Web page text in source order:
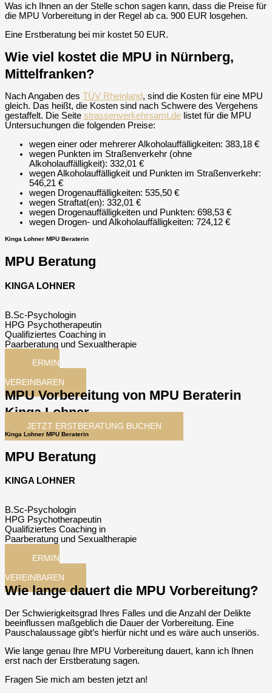
Was ich Ihnen an der Stelle schon sagen kann, dass die Preise für
die MPU Vorbereitung in der Regel ab ca. 900 EUR losgehen.
Eine Erstberatung bei mir kostet 50 EUR.
Wie viel kostet die MPU in Nürnberg,
Mittelfranken?
Nach Angaben des TÜV Rheinland, sind die Kosten für eine MPU
gleich. Das heißt, die Kosten sind nach Schwere des Vergehens
gestaffelt. Die Seite strassenverkehrsamt.de listet für die MPU
Untersuchungen die folgenden Preise:
wegen einer oder mehrerer Alkoholauffälligkeiten: 383,18 €
wegen Punkten im Straßenverkehr (ohne
Alkoholauffälligkeit): 332,01 €
wegen Alkoholauffälligkeit und Punkten im Straßenverkehr:
546,21 €
wegen Drogenauffälligkeiten: 535,50 €
wegen Straftat(en): 332,01 €
wegen Drogenauffälligkeiten und Punkten: 698,53 €
wegen Drogen- und Alkoholauffälligkeiten: 724,12 €
Kinga Lohner MPU Beraterin
MPU Beratung
KINGA LOHNER
B.Sc-Psychologin
HPG Psychotherapeutin
Qualifiziertes Coaching in
Paarberatung und Sexualtherapie
TERMIN
VEREINBAREN
MPU Vorbereitung von MPU Beraterin
Kinga Lohner
JETZT ERSTBERATUNG BUCHEN
Kinga Lohner MPU Beraterin
MPU Beratung
KINGA LOHNER
B.Sc-Psychologin
HPG Psychotherapeutin
Qualifiziertes Coaching in
Paarberatung und Sexualtherapie
TERMIN
VEREINBAREN
Wie lange dauert die MPU Vorbereitung?
Der Schwierigkeitsgrad Ihres Falles und die Anzahl der Delikte
beeinflussen maßgeblich die Dauer der Vorbereitung. Eine
Pauschalaussage gibt’s hierfür nicht und es wäre auch unseriös.
Wie lange genau Ihre MPU Vorbereitung dauert, kann ich Ihnen
erst nach der Erstberatung sagen.
Fragen Sie mich am besten jetzt an!